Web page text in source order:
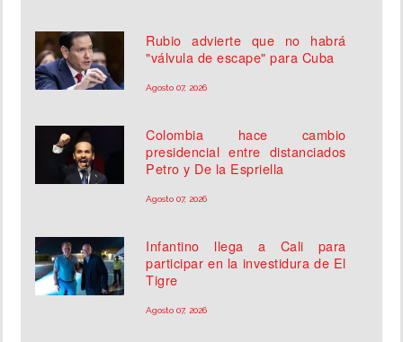
Rubio advierte que no habrá
"válvula de escape" para Cuba
Agosto 07, 2026
Colombia hace cambio
presidencial entre distanciados
Petro y De la Espriella
Agosto 07, 2026
Infantino llega a Cali para
participar en la investidura de El
Tigre
Agosto 07, 2026